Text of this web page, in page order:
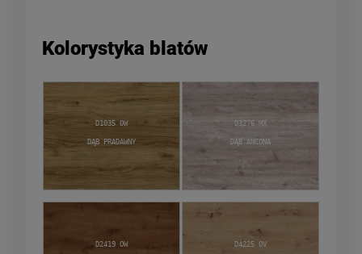
Kolorystyka blatów
Dąb Pradawny
D1035 OW
Dąb Ancona
D3276 MX
D2419 OW D4225 OV